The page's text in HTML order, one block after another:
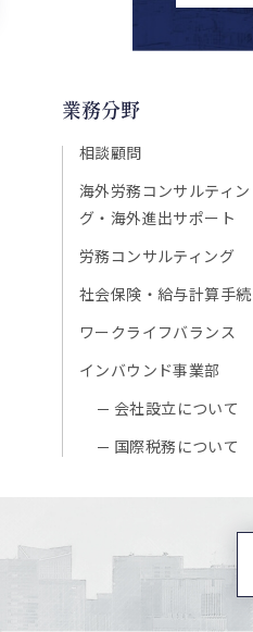
業務分野
相談顧問
海外労務コンサルティン
グ・海外進出サポート
労務コンサルティング
社会保険・給与計算手続
ワークライフバランス
インバウンド事業部
会社設立について
国際税務について